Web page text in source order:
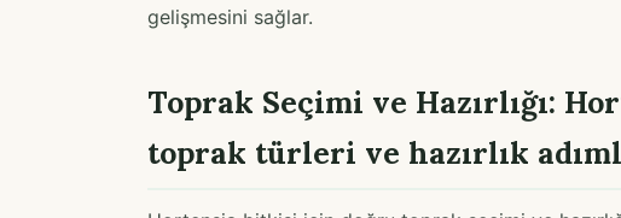
gelişmesini sağlar.
Toprak Seçimi ve Hazırlığı:
toprak türleri ve hazırlık